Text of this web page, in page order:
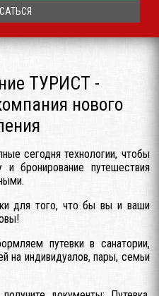
ТУРИСТ -
нового
сегодня технологии, чтобы
бронирование путешествия
для того, что бы вы и ваши
путевки в санатории,
на индивидуалов, пары, семьи